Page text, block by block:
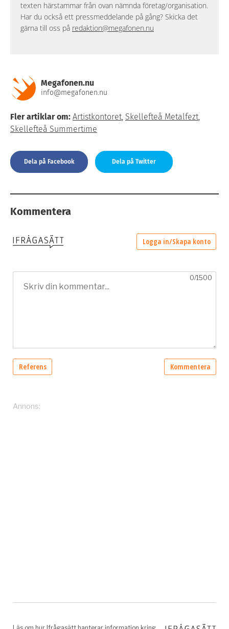
texten härstammar från ovan nämnda företag/organisation.
Har du också ett pressmeddelande på gång? Skicka det
gärna till oss på redaktion@megafonen.nu
Megafonen.nu
info@megafonen.nu
Fler artiklar om: Artistkontoret, Skellefteå Metalfezt,
Skellefteå Summertime
Dela på Facebook Dela på Twitter
Kommentera